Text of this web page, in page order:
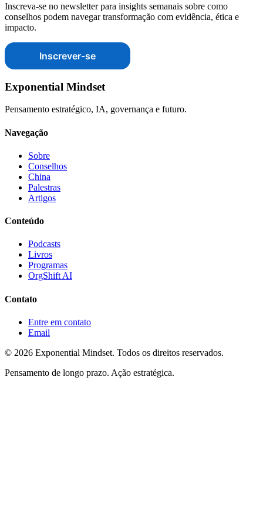
Inscreva-se no newsletter para insights semanais sobre como
conselhos podem navegar transformação com evidência, ética e
impacto.
Inscrever-se
Exponential Mindset
Pensamento estratégico, IA, governança e futuro.
Navegação
Sobre
Conselhos
China
Palestras
Artigos
Conteúdo
Podcasts
Livros
Programas
OrgShift AI
Contato
Entre em contato
Email
© 2026 Exponential Mindset. Todos os direitos reservados.
Pensamento de longo prazo. Ação estratégica.